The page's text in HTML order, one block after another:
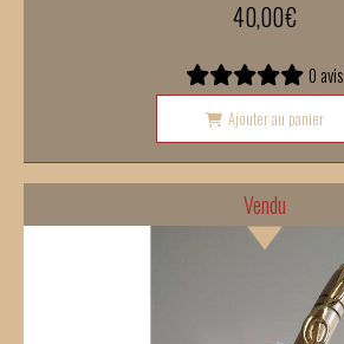
40,00€
0 avis
Ajouter au panier
Vendu